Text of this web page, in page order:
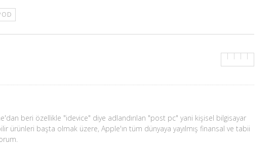
beri özellikle "idevice" diye adlandırılan "post pc" yani kişisel bilgisayar
ürünleri başta olmak üzere, Apple'ın tüm dünyaya yayılmış finansal ve tabii